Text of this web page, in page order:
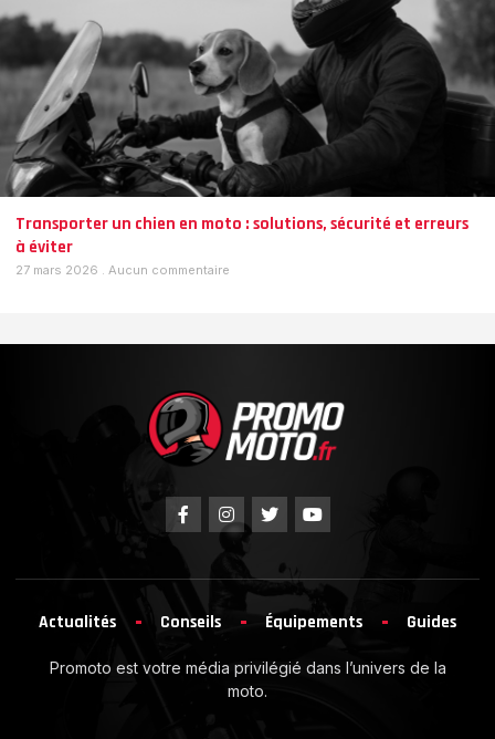
Transporter un chien en moto : solutions, sécurité et erreurs
à éviter
27 mars 2026 Aucun commentaire
Actualités Conseils Équipements Guides
Promoto est votre média privilégié dans l’univers de la
moto.